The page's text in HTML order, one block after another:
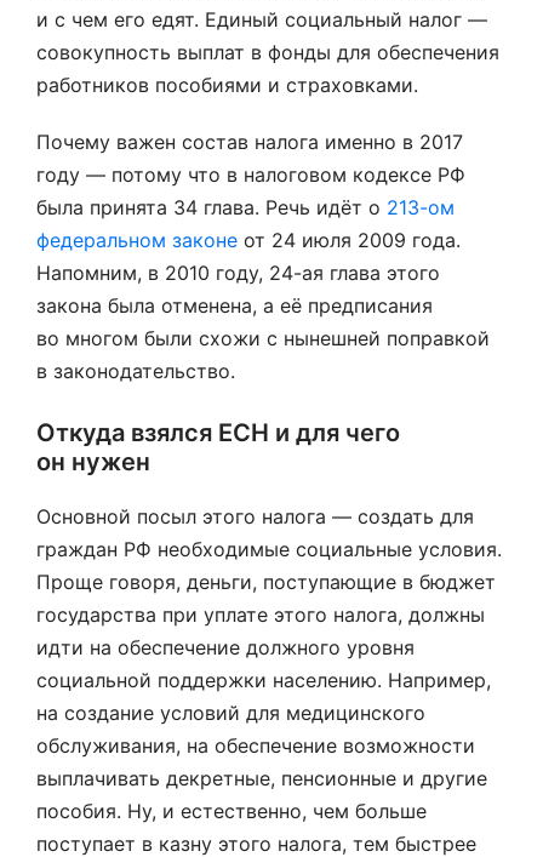
и с чем его едят. Единый социальный налог —
совокупность выплат в фонды для обеспечения
работников пособиями и страховками.
Почему важен состав налога именно в 2017
году — потому что в налоговом кодексе РФ
была принята 34 глава. Речь идёт о 213-ом
федеральном законе от 24 июля 2009 года.
Напомним, в 2010 году, 24-ая глава этого
закона была отменена, а её предписания
во многом были схожи с нынешней поправкой
в законодательство.
Откуда взялся ЕСН и для чего
он нужен
Основной посыл этого налога — создать для
граждан РФ необходимые социальные условия.
Проще говоря, деньги, поступающие в бюджет
государства при уплате этого налога, должны
идти на обеспечение должного уровня
социальной поддержки населению. Например,
на создание условий для медицинского
обслуживания, на обеспечение возможности
выплачивать декретные, пенсионные и другие
пособия. Ну, и естественно, чем больше
поступает в казну этого налога, тем быстрее